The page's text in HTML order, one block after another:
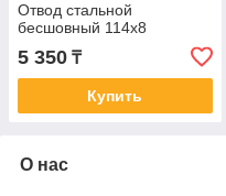
Отвод стальной
бесшовный 114х8
5 350 ₸
Купить
О нас